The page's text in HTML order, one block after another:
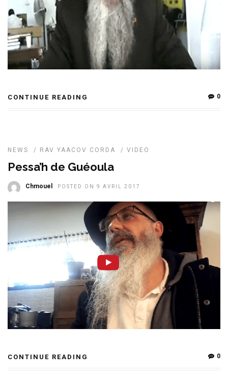
CONTINUE READING 0
NEWS / RAV YAACOV CORDA / VIDEO
Pessa’h de Guéoula
Chmouel POSTED ON 9 AVRIL 2017
CONTINUE READING 0